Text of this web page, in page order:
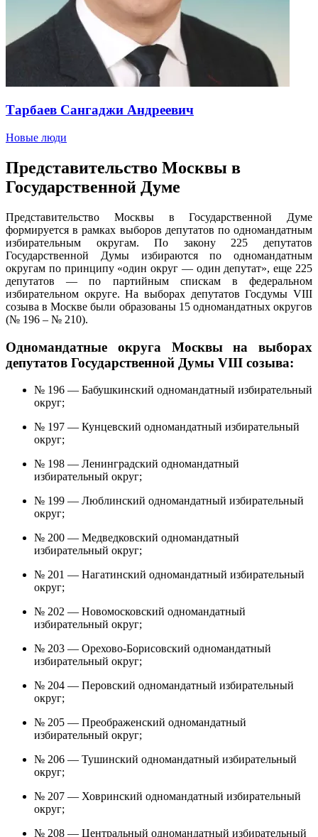
Тарбаев Сангаджи Андреевич
Новые люди
Представительство Москвы в
Государственной Думе
Представительство Москвы в Государственной Думе
формируется в рамках выборов депутатов по одномандатным
избирательным округам. По закону 225 депутатов
Государственной Думы избираются по одномандатным
округам по принципу «один округ — один депутат», еще 225
депутатов — по партийным спискам в федеральном
избирательном округе. На выборах депутатов Госдумы VIII
созыва в Москве были образованы 15 одномандатных округов
(№ 196 – № 210).
Одномандатные округа Москвы на выборах
депутатов Государственной Думы VIII созыва:
№ 196 — Бабушкинский одномандатный избирательный
округ;
№ 197 — Кунцевский одномандатный избирательный
округ;
№ 198 — Ленинградский одномандатный
избирательный округ;
№ 199 — Люблинский одномандатный избирательный
округ;
№ 200 — Медведковский одномандатный
избирательный округ;
№ 201 — Нагатинский одномандатный избирательный
округ;
№ 202 — Новомосковский одномандатный
избирательный округ;
№ 203 — Орехово-Борисовский одномандатный
избирательный округ;
№ 204 — Перовский одномандатный избирательный
округ;
№ 205 — Преображенский одномандатный
избирательный округ;
№ 206 — Тушинский одномандатный избирательный
округ;
№ 207 — Ховринский одномандатный избирательный
округ;
№ 208 — Центральный одномандатный избирательный